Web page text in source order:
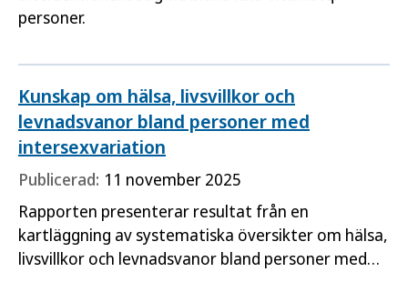
personer.
Kunskap om hälsa, livsvillkor och
levnadsvanor bland personer med
intersexvariation
Publicerad: 11 november 2025
Rapporten presenterar resultat från en
kartläggning av systematiska översikter om hälsa,
livsvillkor och levnadsvanor bland personer med